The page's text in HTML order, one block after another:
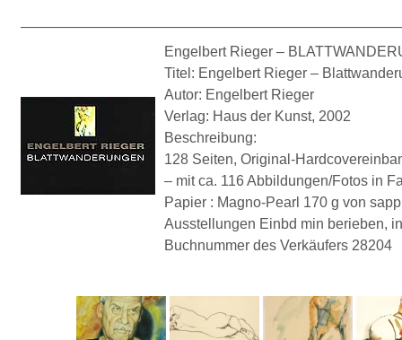
Engelbert Rieger –
Titel: Engelbert Rieger –
Autor: Engelbert Rieger
Verlag: Haus der Kunst, 2002
Beschreibung:
128 Seiten, Original-
– mit ca. 116 Abbildungen/Fotos in
Papier : Magno-Pearl 170 g von
Ausstellungen Einbd min berieben,
Buchnummer des Verkäufers 28204